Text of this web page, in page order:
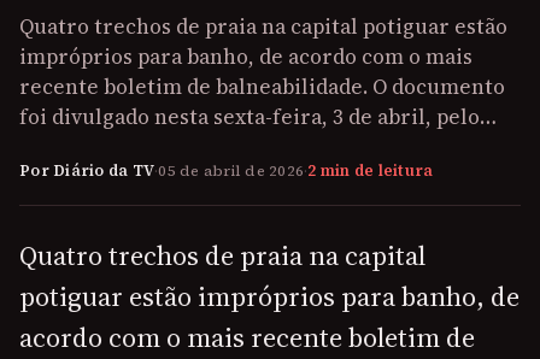
Quatro trechos de praia na capital potiguar estão
impróprios para banho, de acordo com o mais
recente boletim de balneabilidade. O documento
foi divulgado nesta sexta-feira, 3 de abril, pelo…
Por Diário da TV·05 de abril de 2026·2 min de leitura
Quatro trechos de praia na capital
potiguar estão impróprios para banho, de
acordo com o mais recente boletim de